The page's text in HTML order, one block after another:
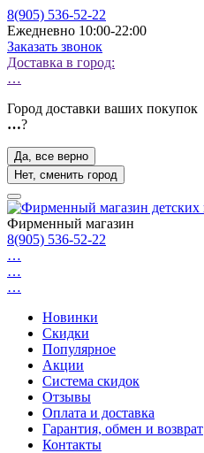
8(905) 536-52-22
Ежедневно 10:00-22:00
Заказать звонок
Доставка в город:
…
Город доставки ваших покупок
…?
Да, все верно
Нет, сменить город
Фирменный магазин
8(905) 536-52-22
…
…
…
Новинки
Скидки
Популярное
Акции
Система скидок
Отзывы
Оплата и доставка
Гарантия, обмен и возврат
Контакты